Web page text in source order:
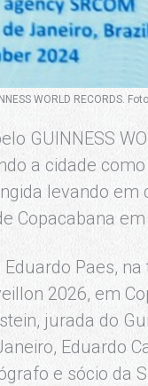
WORLD RECORDS.
GUINNESS
a cidade
levando em
Copacabana em
Paes,
2026, em
jurada do
Eduardo
e sócio da